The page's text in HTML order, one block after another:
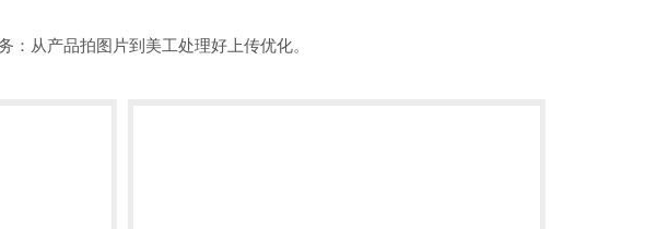
从产品拍图片到美工处理好上传优化。